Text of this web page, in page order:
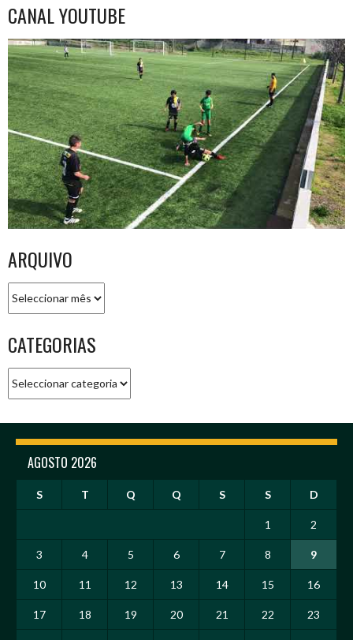
CANAL YOUTUBE
ARQUIVO
CATEGORIAS
AGOSTO 2026
S T Q Q S S D
1 2
3 4 5 6 7 8 9
10 11 12 13 14 15 16
17 18 19 20 21 22 23